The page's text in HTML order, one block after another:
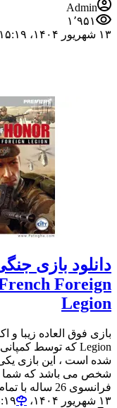
Admin
۱٬۹۵۱
۱۳ شهریور ۱۴۰۴،‏ ۱۵:۱۹
دانلود بازی
Foreign
Legion
شده است ، این بازی
شخص می باشد که شما
فرانسوی 26 ساله با تمام...
۱۳ شهریور ۱۴۰۴،‏ ۱۵:۱۹